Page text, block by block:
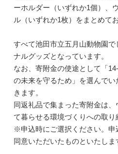
ーホルダー（いずれか1個）、
ル（いずれか1枚）をまとめて
すべて池田市立五月山動物園
ナルグッズとなっています。
なお、寄附金の使途として「
の未来を守るため」を選んで
きます。
同返礼品で集まった寄附金は
て暮らせる環境づくりへの取り
※申込時にご選択ください。申
同意いただいたものといたしま